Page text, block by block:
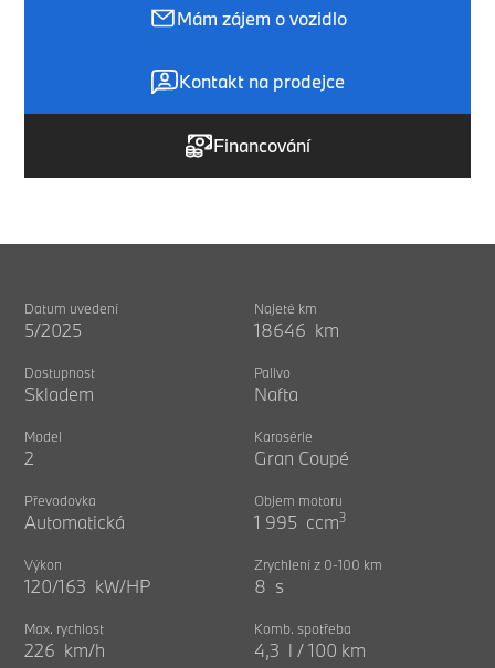
Mám zájem o vozidlo
Kontakt na prodejce
Financování
Datum uvedení
5/2025
Najeté km
18646 km
Dostupnost
Skladem
Palivo
Nafta
Model
2
Karosérie
Gran Coupé
Převodovka
Automatická
Objem motoru
1 995 ccm3
Výkon
120/163 kW/HP
Zrychlení z 0-100 km
8 s
Max. rychlost
226 km/h
Komb. spotřeba
4,3 l / 100 km